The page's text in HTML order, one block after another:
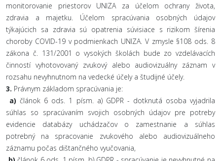
monitorovanie priestorov UNIZA za účelom ochrany života,
zdravia a majetku. Účelom spracúvania osobných údajov
týkajúcich sa zdravia sú opatrenia súvisiace s rizikom šírenia
choroby COVID-19 v podmienkach UNIZA. V zmysle §108 ods. 8
zákona č. 131/2001 o vysokých školách bude zo vzdelávacích
činností vyhotovovaný zvukový alebo audiovizuálny záznam v
rozsahu nevyhnutnom na vedecké účely a študijné účely.
3. Právnym základom spracúvania je:
a) článok 6 ods. 1 písm. a) GDPR - dotknutá osoba vyjadrila
súhlas so spracúvaním svojich osobných údajov pre potreby
evidencie databázy uchádzačov o zamestnanie a súhlas
potrebný na spracovanie zvukového alebo audiovizuálneho
záznamu počas dištančného vyučovania,